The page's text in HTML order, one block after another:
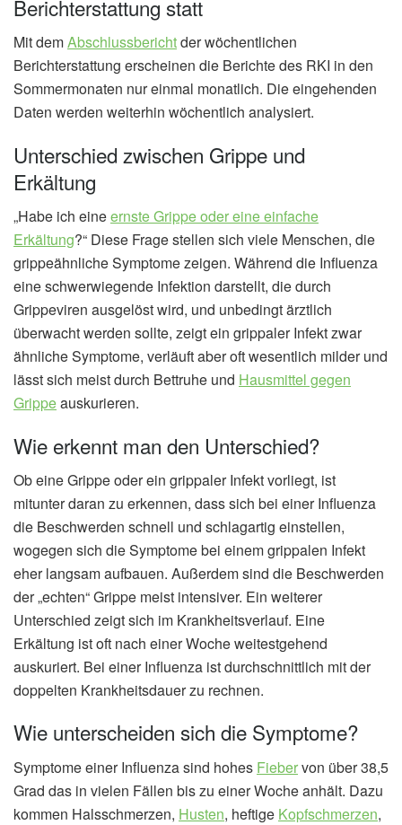
Berichterstattung statt
Mit demAbschlussberichtder wöchentlichen
Berichterstattung erscheinen die Berichte des RKI in den
Sommermonaten nur einmal monatlich. Die eingehenden
Daten werden weiterhin wöchentlich analysiert.
Unterschied zwischen Grippe und
Erkältung
„Habe ich eineernste Grippe oder eine einfache
Erkältung?“ Diese Frage stellen sich viele Menschen, die
grippeähnliche Symptome zeigen. Während die Influenza
eine schwerwiegende Infektion darstellt, die durch
Grippeviren ausgelöst wird, und unbedingt ärztlich
überwacht werden sollte, zeigt ein grippaler Infekt zwar
ähnliche Symptome, verläuft aber oft wesentlich milder und
lässt sich meist durch Bettruhe und Hausmittel gegen
Grippeauskurieren.
Wie erkennt man den Unterschied?
Ob eine Grippe oder ein grippaler Infekt vorliegt, ist
mitunter daran zu erkennen, dass sich bei einer Influenza
die Beschwerden schnell und schlagartig einstellen,
wogegen sich die Symptome bei einem grippalen Infekt
eher langsam aufbauen. Außerdem sind die Beschwerden
der „echten“ Grippe meist intensiver. Ein weiterer
Unterschied zeigt sich im Krankheitsverlauf. Eine
Erkältung ist oft nach einer Woche weitestgehend
auskuriert. Bei einer Influenza ist durchschnittlich mit der
doppelten Krankheitsdauer zu rechnen.
Wie unterscheiden sich die Symptome?
Symptome einer Influenza sind hohes Fiebervon über 38,5
Grad das in vielen Fällen bis zu einer Woche anhält. Dazu
kommen Halsschmerzen, Husten, heftige Kopfschmerzen,